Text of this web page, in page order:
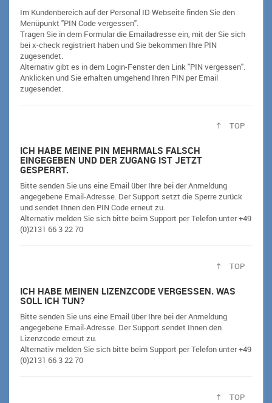
Im Kundenbereich auf der Personal ID Webseite finden Sie den
Menüpunkt "PIN Code vergessen".
Tragen Sie in dem Formular die Emailadresse ein, mit der Sie sich
bei x-check registriert haben und Sie bekommen Ihre PIN
zugesendet.
Alternativ gibt es in dem Login-Fenster den Link "PIN vergessen".
Anklicken und Sie erhalten umgehend Ihren PIN per Email
zugesendet.
TOP
ICH HABE MEINE PIN MEHRMALS FALSCH
EINGEGEBEN UND DER ZUGANG IST JETZT
GESPERRT.
Bitte senden Sie uns eine Email über Ihre bei der Anmeldung
angegebene Email-Adresse. Der Support setzt die Sperre zurück
und sendet Ihnen den PIN Code erneut zu.
Alternativ melden Sie sich bitte beim Support per Telefon unter +49
(0)2131 66 3 22 70
TOP
ICH HABE MEINEN LIZENZCODE VERGESSEN. WAS
SOLL ICH TUN?
Bitte senden Sie uns eine Email über Ihre bei der Anmeldung
angegebene Email-Adresse. Der Support sendet Ihnen den
Lizenzcode erneut zu.
Alternativ melden Sie sich bitte beim Support per Telefon unter +49
(0)2131 66 3 22 70
TOP